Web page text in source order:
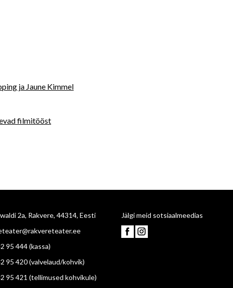
ja Jaune Kimmel
filmitööst
2a, Rakvere, 44314, Eesti
95 444(kassa)
95 420(valvelaud/kohvik)
95 421 (tellimused kohvikule)
Jälgi meid sotsiaalmeedias